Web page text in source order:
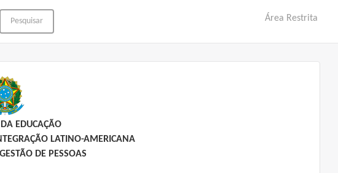
Área Restrita
EDUCAÇÃO
LATINO-AMERICANA
DE PESSOAS